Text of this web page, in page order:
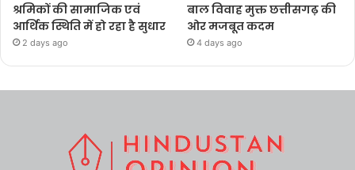
श्रमिकों की सामाजिक एवं
आर्थिक स्थिति में हो रहा है सुधार
2 days ago
बाल विवाह मुक्त छत्तीसगढ़ की
ओर मजबूत कदम
4 days ago